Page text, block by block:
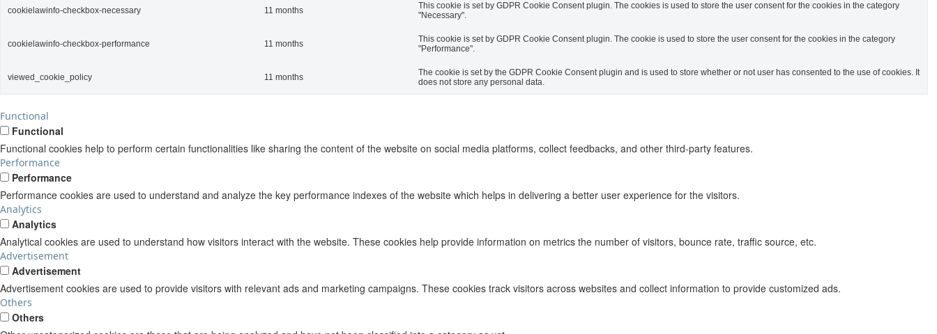
cookielawinfo-checkbox-necessary 11 months
This cookie is set by GDPR Cookie Consent plugin. The cookies is used to store the user consent for the cookies in the category
"Necessary".
cookielawinfo-checkbox-performance 11 months
This cookie is set by GDPR Cookie Consent plugin. The cookie is used to store the user consent for the cookies in the category
"Performance".
viewed_cookie_policy 11 months
The cookie is set by the GDPR Cookie Consent plugin and is used to store whether or not user has consented to the use of cookies. It
does not store any personal data.
Functional
Functional
Functional cookies help to perform certain functionalities like sharing the content of the website on social media platforms, collect feedbacks, and other third-party features.
Performance
Performance
Performance cookies are used to understand and analyze the key performance indexes of the website which helps in delivering a better user experience for the visitors.
Analytics
Analytics
Analytical cookies are used to understand how visitors interact with the website. These cookies help provide information on metrics the number of visitors, bounce rate, traffic source, etc.
Advertisement
Advertisement
Advertisement cookies are used to provide visitors with relevant ads and marketing campaigns. These cookies track visitors across websites and collect information to provide customized ads.
Others
Others